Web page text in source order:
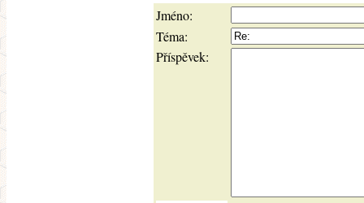
Jméno:
Téma:
Příspěvek: